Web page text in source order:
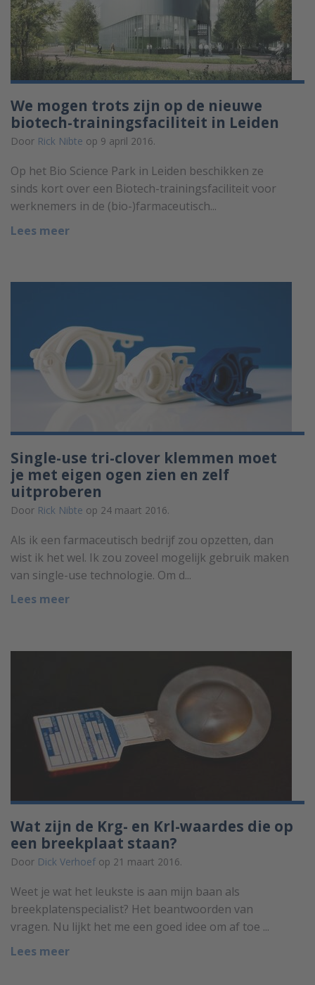
We mogen trots zijn op de nieuwe
biotech-trainingsfaciliteit in Leiden
Door Rick Nibte op 9 april 2016.
Op het Bio Science Park in Leiden beschikken ze
sinds kort over een Biotech-trainingsfaciliteit voor
werknemers in de (bio-)farmaceutisch...
Lees meer
Single-use tri-clover klemmen moet
je met eigen ogen zien en zelf
uitproberen
Door Rick Nibte op 24 maart 2016.
Als ik een farmaceutisch bedrijf zou opzetten, dan
wist ik het wel. Ik zou zoveel mogelijk gebruik maken
van single-use technologie. Om d...
Lees meer
Wat zijn de Krg- en Krl-waardes die op
een breekplaat staan?
Door Dick Verhoef op 21 maart 2016.
Weet je wat het leukste is aan mijn baan als
breekplatenspecialist? Het beantwoorden van
vragen. Nu lijkt het me een goed idee om af toe ...
Lees meer